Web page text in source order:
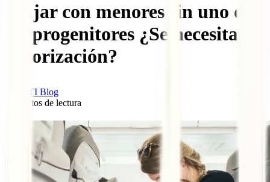
Viajar con menores sin uno de
los progenitores ¿Se necesita
autorización?
IATI Blog
minutos de lectura